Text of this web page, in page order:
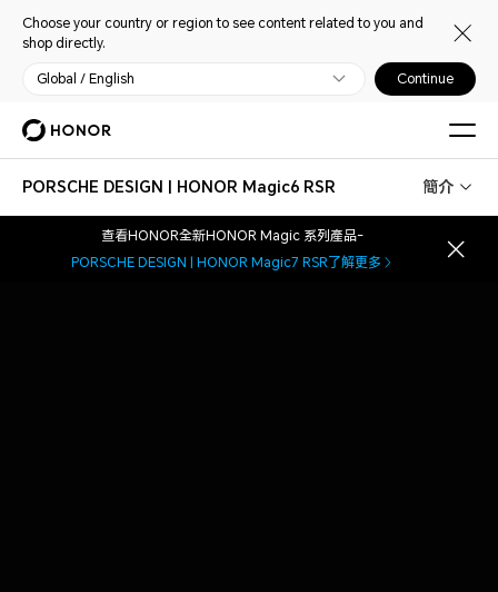
Choose your country or region to see content related to you and
shop directly.
Global / English Continue
PORSCHE DESIGN | HONOR Magic6 RSR 簡介
查看HONOR全新HONOR Magic 系列產品-
PORSCHE DESIGN | HONOR Magic7 RSR了解更多